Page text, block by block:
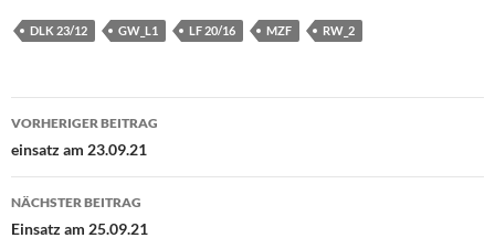
DLK 23/12 GW_L1 LF 20/16 MZF RW_2
Beitragsnavigation
VORHERIGER BEITRAG
einsatz am 23.09.21
NÄCHSTER BEITRAG
Einsatz am 25.09.21